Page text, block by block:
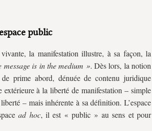
public
la manifestation illustre, à sa façon, la
message is in the medium ». Dès lors, la notion
prime abord, dénuée de contenu juridique
à la liberté de manifestation – simple
– mais inhérente à sa définition. L’espace
ad hoc, il est « public » au sens et pour